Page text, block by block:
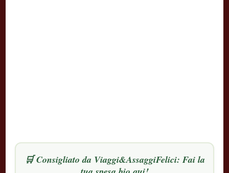
🛒 Consigliato da Viaggi&AssaggiFelici: Fai la